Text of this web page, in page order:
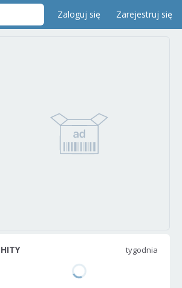
Zaloguj się Zarejestruj się
HITY tygodnia